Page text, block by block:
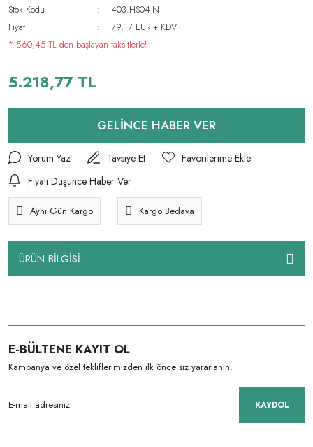
Stok Kodu
403.HS04-N
Fiyat
79,17 EUR + KDV
* 560,45 TL den başlayan taksitlerle!
5.218,77 TL
GELİNCE HABER VER
Yorum Yaz
Tavsiye Et
Fiyatı Düşünce Haber Ver
Aynı Gün Kargo Kargo Bedava
ÜRÜN BİLGİSİ
E-BÜLTENE KAYIT OL
Kampanya ve özel tekliflerimizden ilk önce siz yararlanın.
KAYDOL